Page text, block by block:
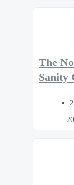
The
Sanity